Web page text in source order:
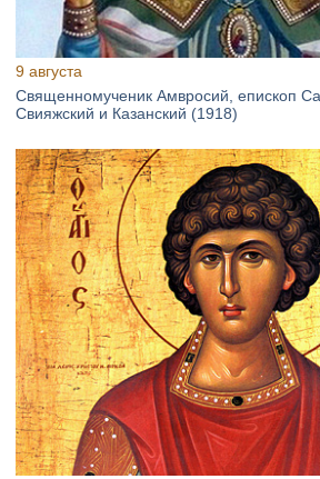
9 августа
Священномученик Амвросий, епископ
Свияжский и Казанский (1918)